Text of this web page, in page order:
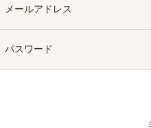
メールアドレス
パスワード